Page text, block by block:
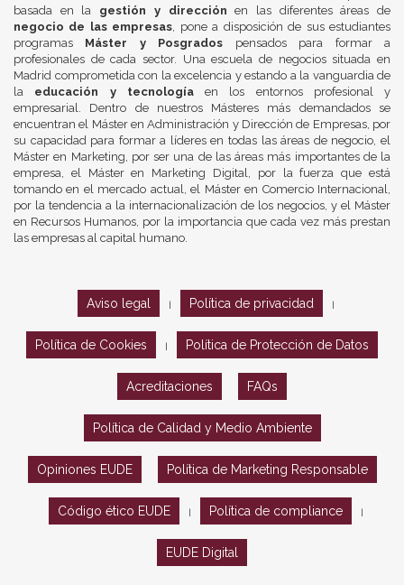
basada en la gestión y dirección en las diferentes áreas de
negocio de las empresas, pone a disposición de sus estudiantes
programas Máster y Posgrados pensados para formar a
profesionales de cada sector. Una escuela de negocios situada en
Madrid comprometida con la excelencia y estando a la vanguardia de
la educación y tecnologíaen los entornos profesional y
empresarial. Dentro de nuestros Másteres más demandados se
encuentran el Máster en Administración y Dirección de Empresas, por
su capacidad para formar a líderes en todas las áreas de negocio, el
Máster en Marketing, por ser una de las áreas más importantes de la
empresa, el Máster en Marketing Digital, por la fuerza que está
tomando en el mercado actual, el Máster en Comercio Internacional,
por la tendencia a la internacionalización de los negocios, y el Máster
en Recursos Humanos, por la importancia que cada vez más prestan
las empresas al capital humano.
Aviso legal Política de privacidad
Política de Cookies Política de Protección de Datos
Acreditaciones FAQs
Política de Calidad y Medio Ambiente
Opiniones EUDE Política de Marketing Responsable
Código ético EUDE Política de compliance
EUDE Digital